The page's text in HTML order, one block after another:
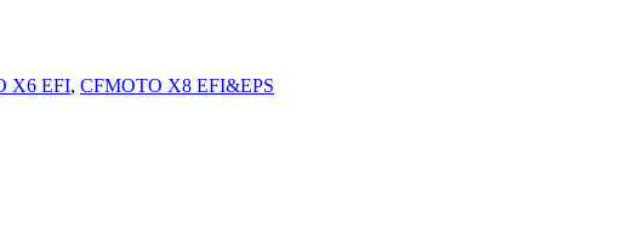
X6 EFI, CFMOTO X8 EFI&EPS